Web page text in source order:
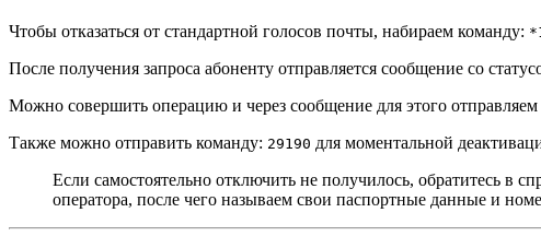
Чтобы отказаться от стандартной голосов почты, набираем команду:
После получения запроса абоненту отправляется сообщение со
Можно совершить операцию и через сообщение для этого
Также можно отправить команду: 29190 для моментальной
Если самостоятельно отключить не получилось, обратитесь в
оператора, после чего называем свои паспортные данные и